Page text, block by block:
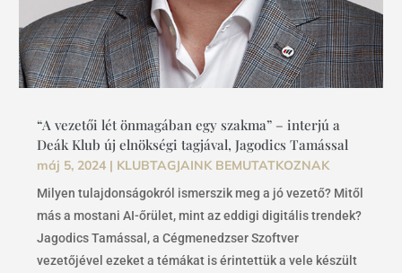
“A vezetői lét önmagában egy szakma” – interjú a
Deák Klub új elnökségi tagjával, Jagodics Tamással
máj 5, 2024 | KLUBTAGJAINK BEMUTATKOZNAK
Milyen tulajdonságokról ismerszik meg a jó vezető? Mitől
más a mostani AI-őrület, mint az eddigi digitális trendek?
Jagodics Tamással, a Cégmenedzser Szoftver
vezetőjével ezeket a témákat is érintettük a vele készült